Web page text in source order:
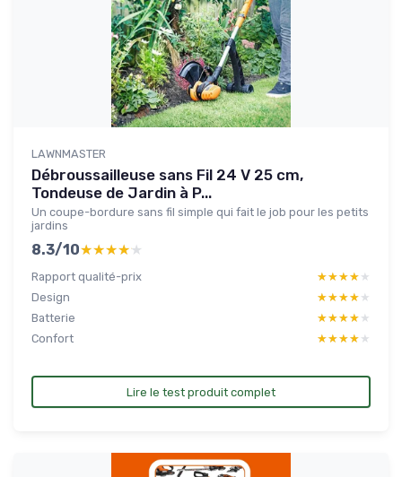
LAWNMASTER
Débroussailleuse sans Fil 24 V 25 cm,
Tondeuse de Jardin à P...
Un coupe-bordure sans fil simple qui fait le job pour les petits
jardins
8.3/10★★★★★
★★★★★
Rapport qualité-prix ★★★★★
★★★★★
Design
★★★★★
★★★★★
Batterie
★★★★★
★★★★★
Confort
★★★★★
★★★★★
Lire le test produit complet